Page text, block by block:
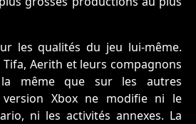
les qualités du jeu lui-même.
Tifa, Aerith et leurs compagnons
la même que sur les autres
version Xbox ne modifie ni le
ni les activités annexes. La